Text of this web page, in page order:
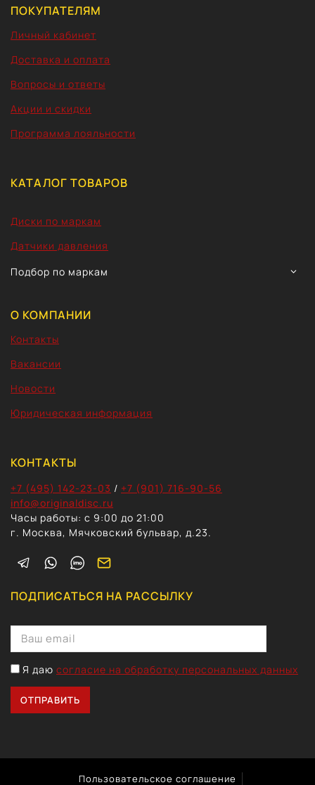
ПОКУПАТЕЛЯМ
Личный кабинет
Доставка и оплата
Вопросы и ответы
Акции и скидки
Программа лояльности
КАТАЛОГ ТОВАРОВ
Диски по маркам
Датчики давления
Подбор по маркам
О КОМПАНИИ
Контакты
Вакансии
Новости
Юридическая информация
КОНТАКТЫ
+7 (495) 142-23-03 / +7 (901) 716-90-56
info@originaldisc.ru
Часы работы: с 9:00 до 21:00
г. Москва, Мячковский бульвар, д.23.
ПОДПИСАТЬСЯ НА РАССЫЛКУ
Я даю согласие на обработку персональных данных
Пользовательское соглашение